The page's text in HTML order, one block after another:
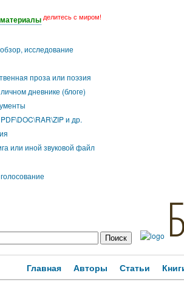
делитесь с миром!
исследование
проза или поэзия
дневнике (блоге)
и др.
или иной звуковой файл
Главная Авторы Статьи